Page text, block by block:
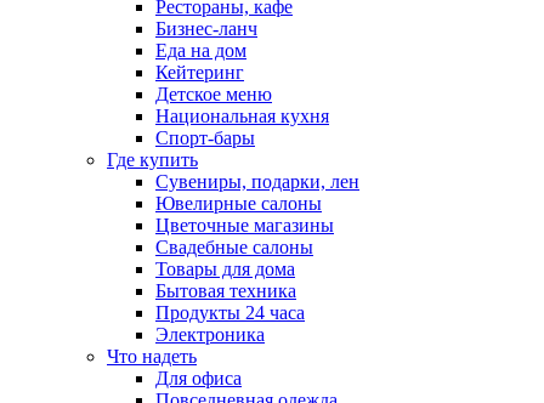
Рестораны, кафе
Бизнес-ланч
Еда на дом
Кейтеринг
Детское меню
Национальная кухня
Спорт-бары
Где купить
Сувениры, подарки, лен
Ювелирные салоны
Цветочные магазины
Свадебные салоны
Товары для дома
Бытовая техника
Продукты 24 часа
Электроника
Что надеть
Для офиса